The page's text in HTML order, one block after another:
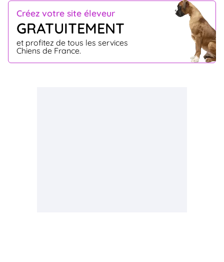
Créez votre site éleveur
GRATUITEMENT
et profitez de tous les services
Chiens de France.